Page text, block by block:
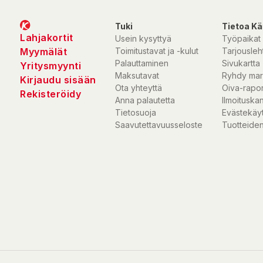
Lahjakortit
Myymälät
Yritysmyynti
Kirjaudu sisään
Rekisteröidy
Tuki
Usein kysyttyä
Toimitustavat ja -kulut
Palauttaminen
Maksutavat
Ota yhteyttä
Anna palautetta
Tietosuoja
Saavutettavuusseloste
Tietoa
Työpaikat
Sivukartta
Ryhdy
Oiva-